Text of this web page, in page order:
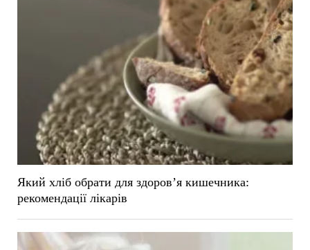
Який хліб обрати для здоров’я кишечника:
рекомендації лікарів